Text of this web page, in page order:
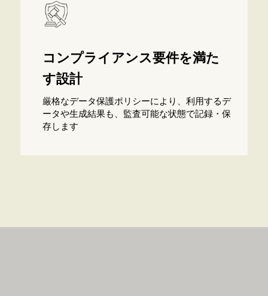
コンプライアンス要件を満た
す設計
厳格なデータ保護ポリシーにより、利用するデ
ータや生成結果も、監査可能な状態で記録・保
存します